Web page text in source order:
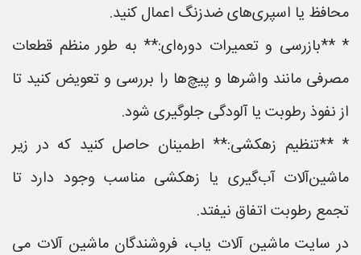
محافظ یا اسپری‌های ضدزنگ اعمال کنید.
* **بازرسی و تعمیرات دوره‌ای:** به طور منظم قطعات
مصرفی مانند واشرها و پیچ‌ها را بررسی و تعویض کنید تا
از نفوذ رطوبت یا آلودگی جلوگیری شود.
* **تنظیم زهکشی:** اطمینان حاصل کنید که در زیر
ماشین‌آلات آب‌گیری یا زهکشی مناسب وجود دارد تا
تجمع رطوبت اتفاق نیفتد.
در سایت ماشین آلات یاب، فروشندگان ماشین آلات می